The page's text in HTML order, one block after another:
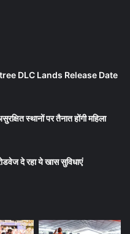
DLC Lands Release Date
स्थानों पर तैनात होंगी महिला
दे रहा ये खास सुविधाएं